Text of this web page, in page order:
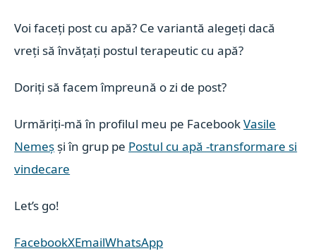
Voi faceți post cu apă? Ce variantă alegeți dacă
vreți să învățați postul terapeutic cu apă?
Doriți să facem împreună o zi de post?
Urmăriți-mă în profilul meu pe FacebookVasile
Nemeș și în grup pe Postul cu apă -transformare si
vindecare
Let’s go!
FacebookXEmailWhatsApp